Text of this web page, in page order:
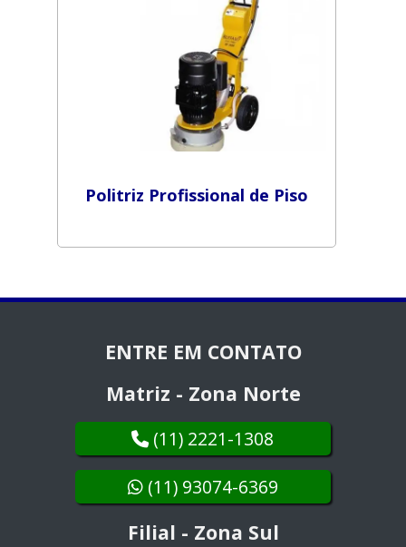
Politriz Profissional de Piso
ENTRE EM CONTATO
Matriz - Zona Norte
(11) 2221-1308
(11) 93074-6369
Filial - Zona Sul